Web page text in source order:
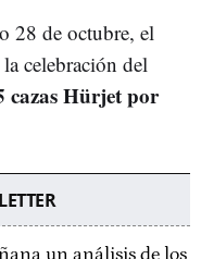
28 de octubre, el
celebración del
cazas Hürjet por
un análisis de los